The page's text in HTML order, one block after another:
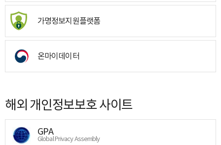
가명정보지원플랫폼
온마이데이터
해외 개인정보보호 사이트
GPA
Global Privacy Assembly